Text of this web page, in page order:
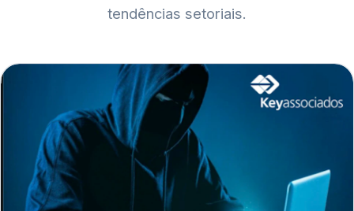
tendências setoriais.